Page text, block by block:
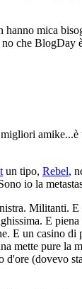
mica
no che BlogDay
amike...è
un tipo, Rebel,
io la
Militanti.
E
E un casino di
mette pure la
(dovevo